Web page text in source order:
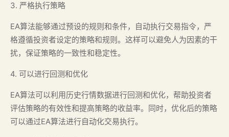
3. 严格执行策略
EA算法能够通过预设的规则和条件，自动执行交易指令，严
格遵循投资者设定的策略和规则。这样可以避免人为因素的干
扰，保证策略的一致性和稳定性。
4. 可以进行回测和优化
EA算法可以利用历史行情数据进行回测和优化，帮助投资者
评估策略的有效性和提高策略的收益率。同时，优化后的策略
可以通过EA算法进行自动化交易执行。